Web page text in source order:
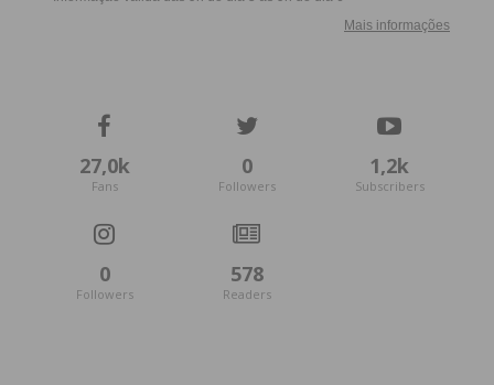
27,0k
Fans
0
Followers
1,2k
Subscribers
0
Followers
578
Readers